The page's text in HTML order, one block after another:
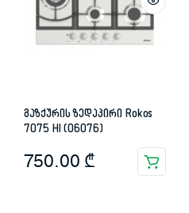
გაზქურის ზედაპირი Rokos
7075 HI (06076)
750.00 ₾